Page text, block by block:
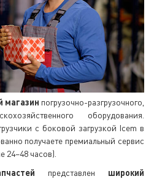
магазин погрузочно-разгрузочного,
оборудования.
с боковой загрузкой Icem в
получаете премиальный сервис
24–48 часов).
представлен широкий